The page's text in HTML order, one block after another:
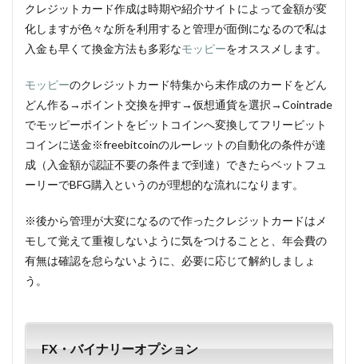
クレジットカード作成は時期や紹介サイトによって金額が変
化しますが色々な所を利用すると管理が面倒になるので私は
入金も早くて換金方法も多彩なモッピーをオススメします。
モッピーのクレジットカード特集から未作成のカードをどん
どん作る→ポイント交換を押す→仮想通貨を選択→Cointrade
でモッピーポイントをビットコインへ変換してフリービット
コインに送金※freebitcoinのルーレットの自動化の条件が達
成（入金額が認証不要の条件まで到達）できたらベットフュ
ーリーでBFG購入というのが理想的な流れになります。
※後から管理が大変になるので作ったクレジットカードはメ
モして覚えて重複しないように気をつけることと、年会費の
有無は確認を怠らないように、必要に応じて解約しましょ
う。
FX・バイナリーオプション